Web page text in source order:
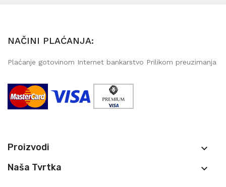
NAČINI PLAĆANJA:
Plaćanje gotovinom Internet bankarstvo Prilikom preuzimanja
Proizvodi 
Naša Tvrtka 